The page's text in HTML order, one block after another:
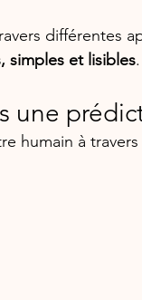
différentes
simples et lisibles.
une
humain à